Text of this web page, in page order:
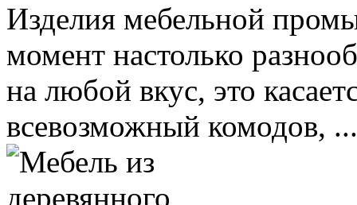
Изделия мебельной
момент настолько
на любой вкус, это
всевозможный комодов, ...